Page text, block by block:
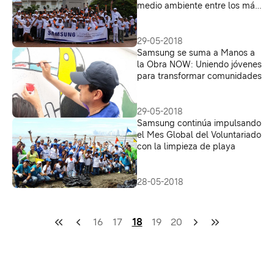
medio ambiente entre los más
29-05-2018
Samsung se suma a Manos a
la Obra NOW: Uniendo jóvenes
para transformar comunidades
29-05-2018
Samsung continúa impulsando
el Mes Global del Voluntariado
con la limpieza de playa
28-05-2018
16 17 18 19 20